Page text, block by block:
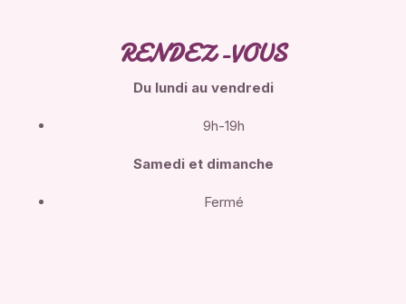
RENDEZ-VOUS
Du lundi au vendredi
9h-19h
Samedi et dimanche
Fermé